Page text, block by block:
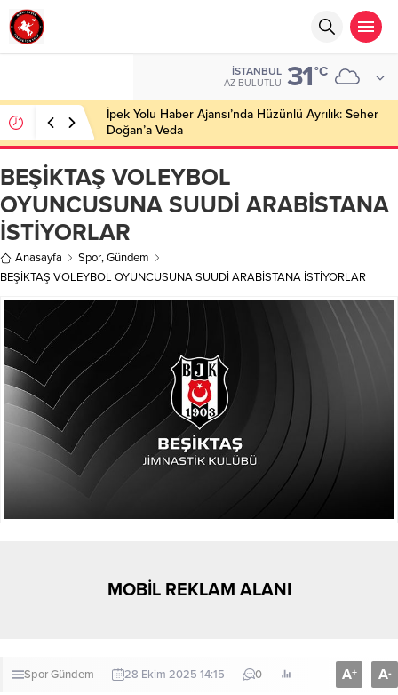
İSTANBUL
AZ BULUTLU 31°C
İpek Yolu Haber Ajansı’nda Hüzünlü Ayrılık: Seher
Doğan’a Veda
BEŞİKTAŞ VOLEYBOL
OYUNCUSUNA SUUDİ ARABİSTANA
İSTİYORLAR
Anasayfa Spor,Gündem
BEŞİKTAŞ VOLEYBOL OYUNCUSUNA SUUDİ ARABİSTANA İSTİYORLAR
MOBİL REKLAM ALANI
SporGündem 28 Ekim 2025 14:15 0 A+ A-